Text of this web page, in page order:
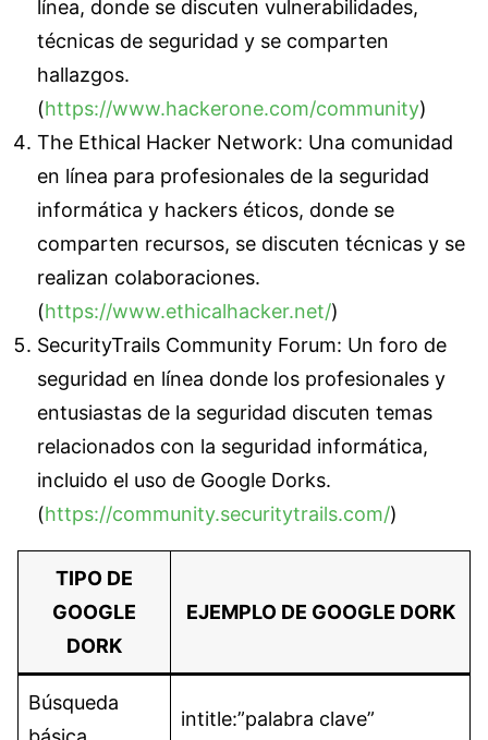
línea, donde se discuten vulnerabilidades,
técnicas de seguridad y se comparten
hallazgos.
(https://www.hackerone.com/community)
The Ethical Hacker Network: Una comunidad
en línea para profesionales de la seguridad
informática y hackers éticos, donde se
comparten recursos, se discuten técnicas y se
realizan colaboraciones.
(https://www.ethicalhacker.net/)
SecurityTrails Community Forum: Un foro de
seguridad en línea donde los profesionales y
entusiastas de la seguridad discuten temas
relacionados con la seguridad informática,
incluido el uso de Google Dorks.
(https://community.securitytrails.com/)
TIPO DE
GOOGLE
DORK
EJEMPLO DE GOOGLE DORK
Búsqueda
intitle:”palabra clave”